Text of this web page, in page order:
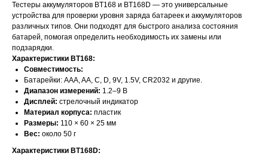
Тестеры аккумуляторов BT168 и BT168D — это универсальные
устройства для проверки уровня заряда батареек и аккумуляторов
различных типов. Они подходят для быстрого анализа состояния
батарей, помогая определить необходимость их замены или
подзарядки.
Характеристики BT168:
Совместимость:
Батарейки: AAA, AA, C, D, 9V, 1.5V, CR2032 и другие.
Диапазон измерений: 1.2–9 В
Дисплей: стрелочный индикатор
Материал корпуса: пластик
Размеры: 110 × 60 × 25 мм
Вес: около 50 г
Характеристики BT168D: